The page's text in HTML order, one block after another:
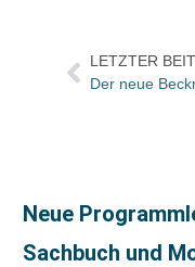
LETZTER
Neue
Sachbuch und